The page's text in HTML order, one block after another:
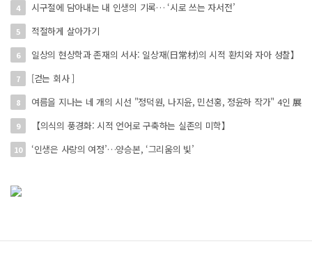
4 시구절에 담아내는 내 인생의 기록… ‘시로 쓰는 자서전’
5 적절하게 살아가기
6 일상의 현상학과 존재의 서사: 일상재(日常材)의 시적 환치와 자아 성찰】
7 [걷는 회사 ]
8 여름을 지나는 네 개의 시선 "정덕원, 나지윤, 민선홍, 정윤하 작가" 4인 展
9 【의식의 풍경화: 시적 언어로 구축하는 실존의 미학】
10 ‘인생은 사랑의 여정’…양승본, ‘그리움의 빛’